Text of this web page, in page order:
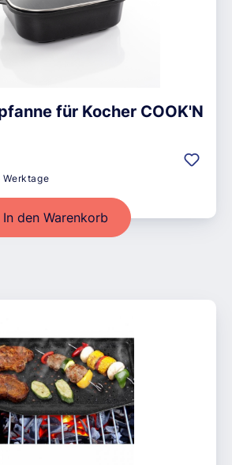
für Kocher COOK'N
In den Warenkorb